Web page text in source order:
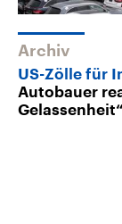
Archiv
US-Zölle für
Autobauer
Gelassenheit“